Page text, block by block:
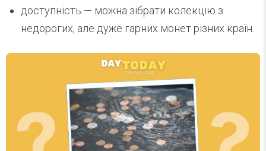
доступність — можна зібрати колекцію з
недорогих, але дуже гарних монет різних країн.